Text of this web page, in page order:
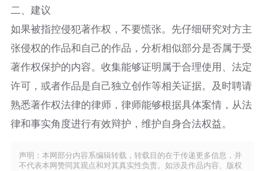
二、建议​
如果被指控侵犯著作权，不要慌张。先仔细研究对方主
张侵权的作品和自己的作品，分析相似部分是否属于受
著作权保护的内容。收集能够证明属于合理使用、法定
许可，或者作品是自己独立创作等相关证据。及时聘请
熟悉著作权法律的律师，律师能够根据具体案情，从法
律和事实角度进行有效辩护，维护自身合法权益。​
声明：本网部分内容系编辑转载，转载目的在于传递更多信息，并
不代表本网赞同其观点和对其真实性负责。如涉及作品内容、版权